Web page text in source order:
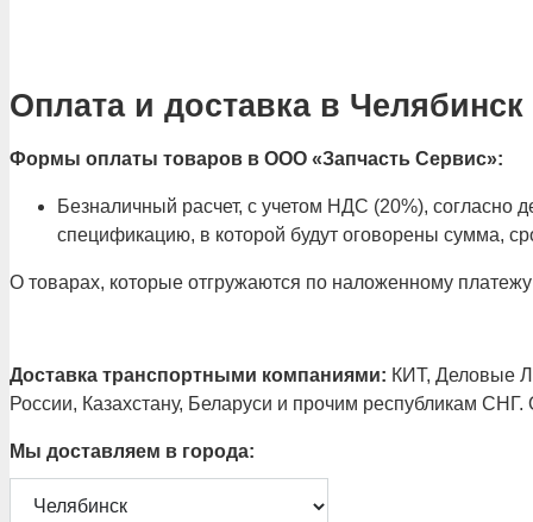
Оплата и доставка в Челябинск
Формы оплаты товаров в ООО «Запчасть Сервис»:
Безналичный расчет, с учетом НДС (20%),
спецификацию, в которой будут оговорены сумма,
О товарах, которые отгружаются по наложенному
Доставка транспортными компаниями: КИТ, Деловые
России, Казахстану, Беларуси и прочим республикам
Мы доставляем в города: